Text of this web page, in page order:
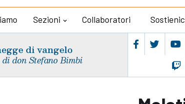
Sezioni Collaboratori
di vangelo
don Stefano Bimbi